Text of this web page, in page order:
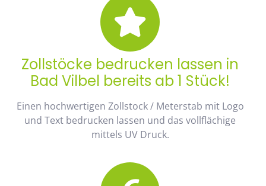
Zollstöcke bedrucken lassen in
Bad Vilbel bereits ab 1 Stück!
Einen hochwertigen Zollstock / Meterstab mit Logo
und Text bedrucken lassen und das vollflächige
mittels UV Druck.